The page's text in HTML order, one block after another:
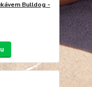
Bulldog -